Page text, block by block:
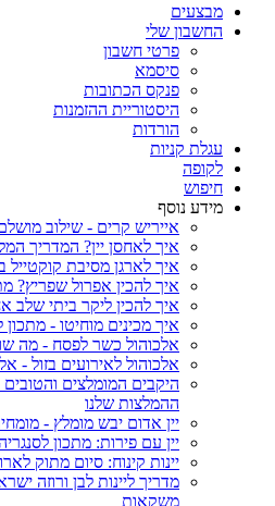
מבצעים
החשבון שלי
פרטי חשבון
סיסמא
פנקס הכתובות
היסטוריית ההזמנות
הורדות
עגלת קניות
לקופה
חיפוש
מידע נוסף
אייריש קרים - שילוב
איך לאחסן יין? המדריך
איך לארגן מסיבת קוקטייל
איך להכין אפרול שפריץ?
איך להכין ליקר ביתי שלב
איך מכינים מוחיטו -
אלכוהול כשר לפסח - מה
אלכוהול לאירועים בזול -
ההמלצות שלנו
יין אדום יבש מומלץ -
יין עם פירות: מתכון
יינות קינוח: סיום מתוק
מדריך ליינות לבן ורוזה
משקאות